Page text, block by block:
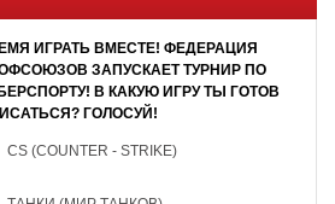
ИГРАТЬ ВМЕСТЕ! ФЕДЕРАЦИЯ
ЗАПУСКАЕТ ТУРНИР ПО
В КАКУЮ ИГРУ ТЫ ГОТОВ
ГОЛОСУЙ!
CS (COUNTER - STRIKE)